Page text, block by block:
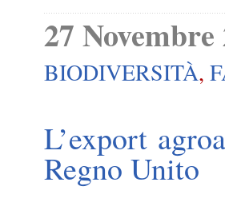
27 Novembre
BIODIVERSITÀ,
L’export
Regno Unito